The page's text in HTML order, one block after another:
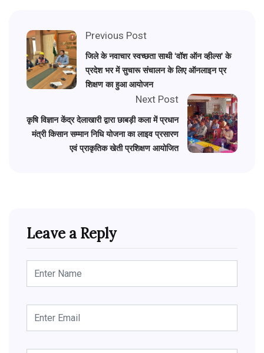
Previous Post
जिले के नवाचार स्वच्छता साथी ‘वॉश ऑन व्हील्स’ के
प्रदेश भर में सुचारू संचालन के लिए ऑनलाइन प्र
शिक्षण का हुआ आयोजन
Next Post
कृषि विज्ञान केंद्र देलाखारी द्वारा छाबड़ी कला में प्रधान
मंत्री किसान सम्मान निधि योजना का लाइव प्रसारण
एवं प्राकृतिक खेती प्रशिक्षण आयोजित
Leave a Reply